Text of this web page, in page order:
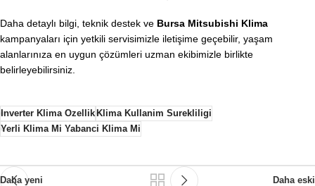
Daha detaylı bilgi, teknik destek ve Bursa Mitsubishi Klima
kampanyaları için yetkili servisimizle iletişime geçebilir, yaşam
alanlarınıza en uygun çözümleri uzman ekibimizle birlikte
belirleyebilirsiniz.
Inverter Klima OzellikKlima Kullanim Surekliligi
Yerli Klima Mi Yabanci Klima Mi
Daha yeni Daha eski